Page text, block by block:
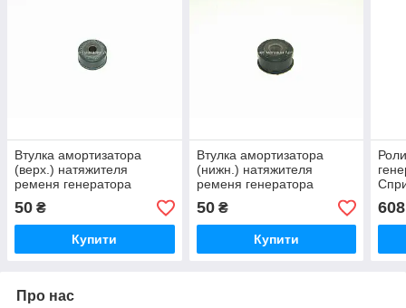
Втулка амортизатора
(верх.) натяжителя
ременя генератора
Мерседес Спринтер 2.3 D
1995-2000 BC GUMA-
BC1348
50 ₴
Купити
Втулка амортизатора
(нижн.) натяжителя
ременя генератора
Мерседес Спринтер 2.9
TDI 1995-2000 BC GUMA-
BC1347
50₴
Купити
608
Про нас